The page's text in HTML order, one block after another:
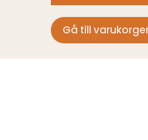
Gå till